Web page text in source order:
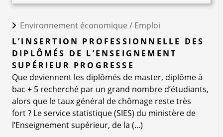
Environnement économique / Emploi
L’INSERTION PROFESSIONNELLE DES
DIPLÔMÉS DE L’ENSEIGNEMENT
SUPÉRIEUR PROGRESSE
Que deviennent les diplômés de master, diplôme à
bac + 5 recherché par un grand nombre d’étudiants,
alors que le taux général de chômage reste très
fort ? Le service statistique (SIES) du ministère de
l’Enseignement supérieur, de la (...)